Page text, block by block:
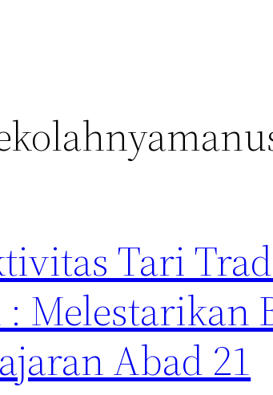
Tari
Melestarikan
Abad 21